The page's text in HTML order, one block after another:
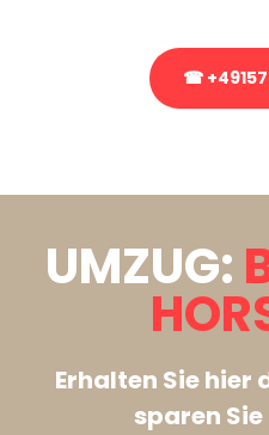
☎
UMZUG:
Erhalten Sie hier
sparen